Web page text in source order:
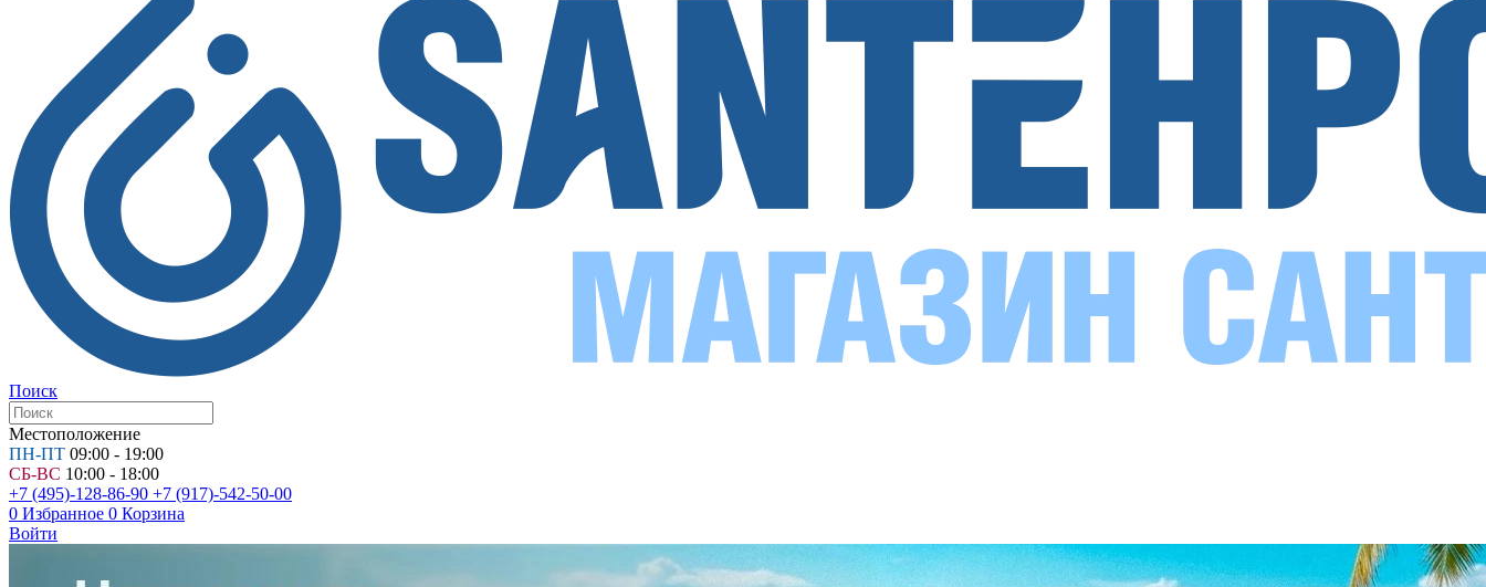
Поиск
Местоположение
ПН-ПТ 09:00 - 19:00
СБ-ВС 10:00 - 18:00
+7 (495)-128-86-90 +7 (917)-542-50-00
0 Избранное 0 Корзина
Войти